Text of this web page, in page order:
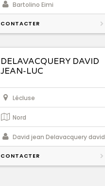
Bartolino Eimi
CONTACTER
DELAVACQUERY DAVID
JEAN-LUC
Lécluse
Nord
David jean Delavacquery david
CONTACTER